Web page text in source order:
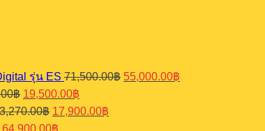
รุ่น ES 71,500.00฿ Original
price
55,000.00฿
price
฿ Original
price
was:
19,500.00฿
price
is:
฿ Original
price
17,900.00฿
price
Original
64,900.00฿